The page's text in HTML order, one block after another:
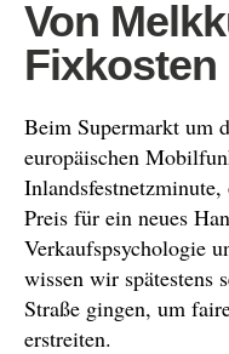
Von
Fixkosten
Beim Supermarkt um
europäischen
Preis für ein neues
Verkaufspsychologie
wissen wir spätestens
Straße gingen, um
erstreiten.